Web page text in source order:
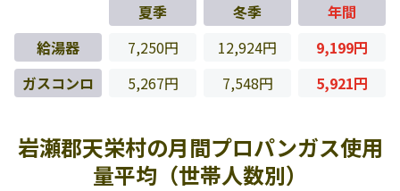
夏季 冬季
年間
給湯器
7,250円 12,924円
9,199円
ガスコンロ
5,267円 7,548円 5,921円
岩瀬郡天栄村の月間プロパンガス使用
量平均（世帯人数別）